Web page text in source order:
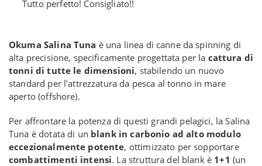
Tutto perfetto! Consigliato!!
Okuma Salina Tuna è una linea di canne da spinning di
alta precisione, specificamente progettata per la cattura di
tonni di tutte le dimensioni, stabilendo un nuovo
standard per l'attrezzatura da pesca al tonno in mare
aperto (offshore).
Per affrontare la potenza di questi grandi pelagici, la Salina
Tuna è dotata di un blank in carbonio ad alto modulo
eccezionalmente potente, ottimizzato per sopportare
combattimenti intensi. La struttura del blank è 1+1 (un